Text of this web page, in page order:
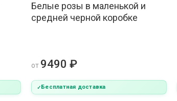
Белые розы в маленькой и
средней черной коробке
от 9490 ₽
Бесплатная доставка